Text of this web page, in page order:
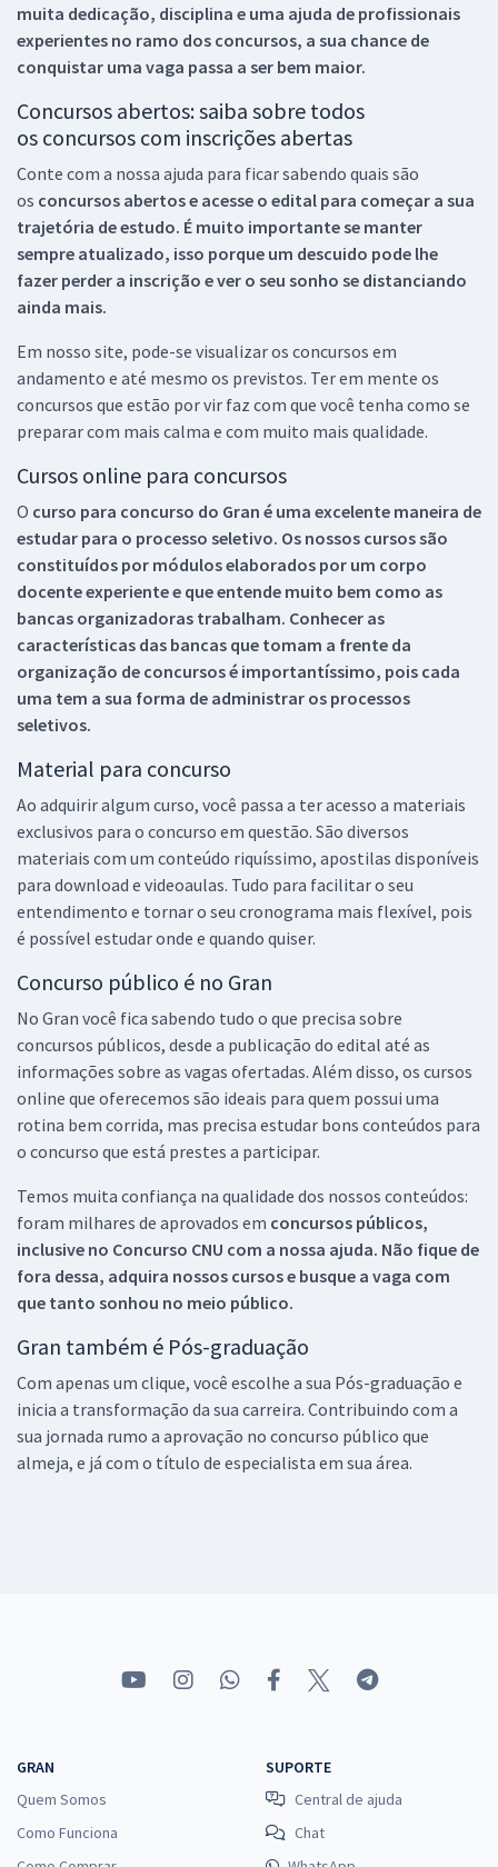
muita dedicação, disciplina e uma ajuda de profissionais
experientes no ramo dos concursos, a sua chance de
conquistar uma vaga passa a ser bem maior.
Concursos abertos: saiba sobre todos
os concursos com inscrições abertas
Conte com a nossa ajuda para ficar sabendo quais são
os concursos abertos e acesse o edital para começar a sua
trajetória de estudo. É muito importante se manter
sempre atualizado, isso porque um descuido pode lhe
fazer perder a inscrição e ver o seu sonho se distanciando
ainda mais.
Em nosso site, pode-se visualizar os concursos em
andamento e até mesmo os previstos. Ter em mente os
concursos que estão por vir faz com que você tenha como se
preparar com mais calma e com muito mais qualidade.
Cursos online para concursos
O curso para concurso do Gran é uma excelente maneira de
estudar para o processo seletivo. Os nossos cursos são
constituídos por módulos elaborados por um corpo
docente experiente e que entende muito bem como as
bancas organizadoras trabalham. Conhecer as
características das bancas que tomam a frente da
organização de concursos é importantíssimo, pois cada
uma tem a sua forma de administrar os processos
seletivos.
Material para concurso
Ao adquirir algum curso, você passa a ter acesso a materiais
exclusivos para o concurso em questão. São diversos
materiais com um conteúdo riquíssimo, apostilas disponíveis
para download e videoaulas. Tudo para facilitar o seu
entendimento e tornar o seu cronograma mais flexível, pois
é possível estudar onde e quando quiser.
Concurso público é no Gran
No Gran você fica sabendo tudo o que precisa sobre
concursos públicos, desde a publicação do edital até as
informações sobre as vagas ofertadas. Além disso, os cursos
online que oferecemos são ideais para quem possui uma
rotina bem corrida, mas precisa estudar bons conteúdos para
o concurso que está prestes a participar.
Temos muita confiança na qualidade dos nossos conteúdos:
foram milhares de aprovados em concursos públicos,
inclusive no Concurso CNU com a nossa ajuda. Não fique de
fora dessa, adquira nossos cursos e busque a vaga com
que tanto sonhou no meio público.
Gran também é Pós-graduação
Com apenas um clique, você escolhe a sua Pós-graduação e
inicia a transformação da sua carreira. Contribuindo com a
sua jornada rumo a aprovação no concurso público que
almeja, e já com o título de especialista em sua área.
GRAN
Quem Somos
Como Funciona
SUPORTE
Central de ajuda
Chat